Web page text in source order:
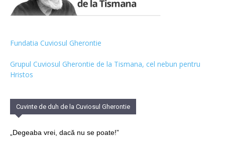
Fundatia Cuviosul Gherontie
Grupul Cuviosul Gherontie de la Tismana, cel nebun pentru
Hristos
Cuvinte de duh de la Cuviosul Gherontie
„Degeaba vrei, dacă nu se poate!”